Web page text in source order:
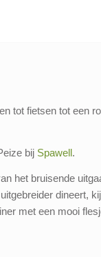
tot fietsen tot een
bij Spawell.
het bruisende
dineert,
met een mooi